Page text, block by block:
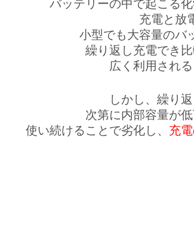
バッテリーの中で起こる
充電と放
小型でも大容量のバ
繰り返し充電でき
広く利用され
しかし、繰り
次第に内部容量が
使い続けることで劣化し、 充